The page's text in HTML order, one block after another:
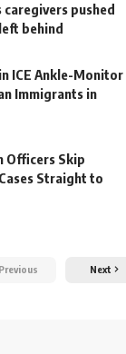
caregivers pushed
behind
ICE Ankle-Monitor
Immigrants in
Officers Skip
Straight to
Previous Next